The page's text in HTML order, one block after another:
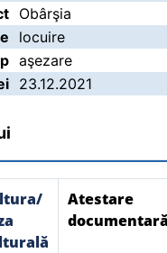
Obârşia
locuire
aşezare
23.12.2021
Atestare